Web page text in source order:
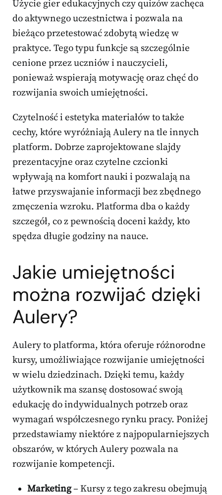
Użycie gier edukacyjnych czy quizów zachęca
do aktywnego uczestnictwa i pozwala na
bieżąco przetestować zdobytą wiedzę w
praktyce. Tego typu funkcje są szczególnie
cenione przez uczniów i nauczycieli,
ponieważ wspierają motywację oraz chęć do
rozwijania swoich umiejętności.
Czytelność i estetyka materiałów to także
cechy, które wyróżniają Aulery na tle innych
platform. Dobrze zaprojektowane slajdy
prezentacyjne oraz czytelne czcionki
wpływają na komfort nauki i pozwalają na
łatwe przyswajanie informacji bez zbędnego
zmęczenia wzroku. Platforma dba o każdy
szczegół, co z pewnością doceni każdy, kto
spędza długie godziny na nauce.
Jakie umiejętności
można rozwijać dzięki
Aulery?
Aulery to platforma, która oferuje różnorodne
kursy, umożliwiające rozwijanie umiejętności
w wielu dziedzinach. Dzięki temu, każdy
użytkownik ma szansę dostosować swoją
edukację do indywidualnych potrzeb oraz
wymagań współczesnego rynku pracy. Poniżej
przedstawiamy niektóre z najpopularniejszych
obszarów, w których Aulery pozwala na
rozwijanie kompetencji.
Marketing– Kursy z tego zakresu obejmują